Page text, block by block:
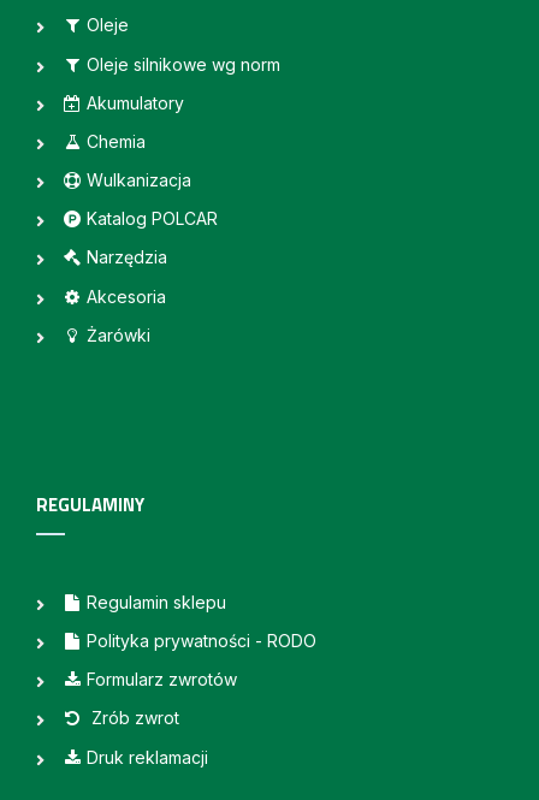
Oleje
Oleje silnikowe wg norm
Akumulatory
Chemia
Wulkanizacja
Katalog POLCAR
Narzędzia
Akcesoria
Żarówki
REGULAMINY
Regulamin sklepu
Polityka prywatności - RODO
Formularz zwrotów
Zrób zwrot
Druk reklamacji